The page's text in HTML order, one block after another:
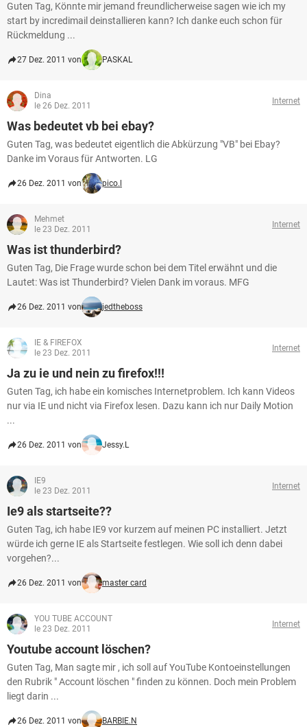
Guten Tag, Könnte mir jemand freundlicherweise sagen wie ich my
start by incredimail deinstallieren kann? Ich danke euch schon für
Rückmeldung ...
27 Dez. 2011 von PASKAL
Dina
le 26 Dez. 2011
Internet
Was bedeutet vb bei ebay?
Guten Tag, was bedeutet eigentlich die Abkürzung "VB" bei Ebay?
Danke im Voraus für Antworten. LG
26 Dez. 2011 von pico.l
Mehmet
le 23 Dez. 2011
Internet
Was ist thunderbird?
Guten Tag, Die Frage wurde schon bei dem Titel erwähnt und die
Lautet: Was ist Thunderbird? Vielen Dank im voraus. MFG
26 Dez. 2011 von jedtheboss
IE & FIREFOX
le 23 Dez. 2011
Internet
Ja zu ie und nein zu firefox!!!
Guten Tag, ich habe ein komisches Internetproblem. Ich kann Videos
nur via IE und nicht via Firefox lesen. Dazu kann ich nur Daily Motion
...
26 Dez. 2011 von Jessy.L
IE9
le 23 Dez. 2011
Internet
Ie9 als startseite??
Guten Tag, ich habe IE9 vor kurzem auf meinen PC installiert. Jetzt
würde ich gerne IE als Startseite festlegen. Wie soll ich denn dabei
vorgehen?...
26 Dez. 2011 von master card
YOU TUBE ACCOUNT
le 23 Dez. 2011
Internet
Youtube account löschen?
Guten Tag, Man sagte mir , ich soll auf YouTube Kontoeinstellungen
den Rubrik " Account löschen " finden zu können. Doch mein Problem
liegt darin ...
26 Dez. 2011 von BARBIE.N